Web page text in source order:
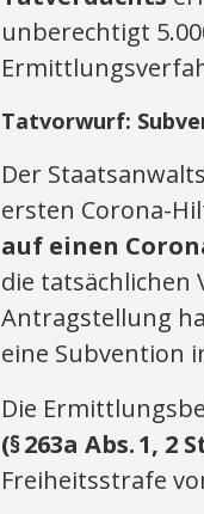
unberechtigt
Tatvorwurf:
Der
ersten Corona-
auf einen
die tatsächlichen
Antragstellung
eine Subvention
Die
(§ 263a Abs. 1, 2
Freiheitsstrafe